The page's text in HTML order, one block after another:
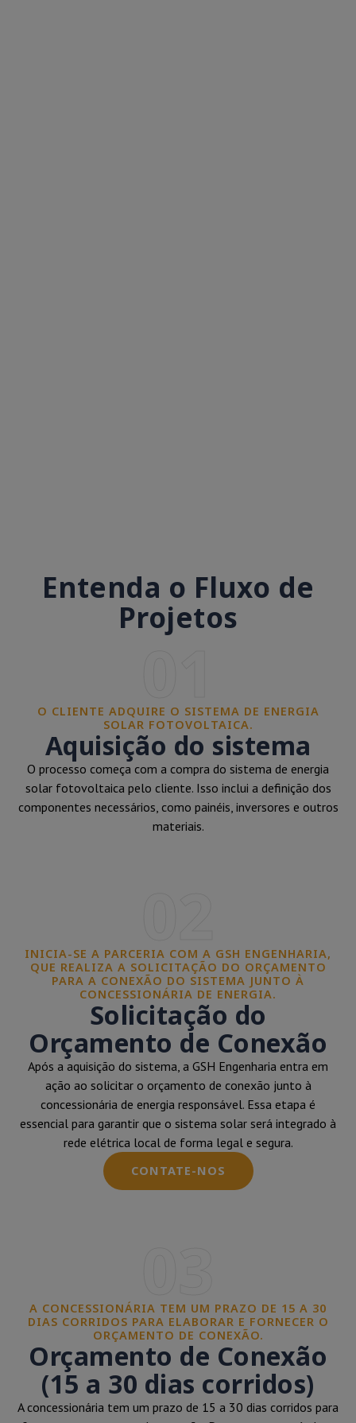
Entenda o Fluxo de
Projetos
O CLIENTE ADQUIRE O SISTEMA DE ENERGIA
SOLAR FOTOVOLTAICA.
Aquisição do sistema
O processo começa com a compra do sistema de energia
solar fotovoltaica pelo cliente. Isso inclui a definição dos
componentes necessários, como painéis, inversores e outros
materiais.
INICIA-SE A PARCERIA COM A GSH ENGENHARIA,
QUE REALIZA A SOLICITAÇÃO DO ORÇAMENTO
PARA A CONEXÃO DO SISTEMA JUNTO À
CONCESSIONÁRIA DE ENERGIA.
Solicitação do
Orçamento de Conexão
Após a aquisição do sistema, a GSH Engenharia entra em
ação ao solicitar o orçamento de conexão junto à
concessionária de energia responsável. Essa etapa é
essencial para garantir que o sistema solar será integrado à
rede elétrica local de forma legal e segura.
CONTATE-NOS
A CONCESSIONÁRIA TEM UM PRAZO DE 15 A 30
DIAS CORRIDOS PARA ELABORAR E FORNECER O
ORÇAMENTO DE CONEXÃO.
Orçamento de Conexão
(15 a 30 dias corridos)
A concessionária tem um prazo de 15 a 30 dias corridos para